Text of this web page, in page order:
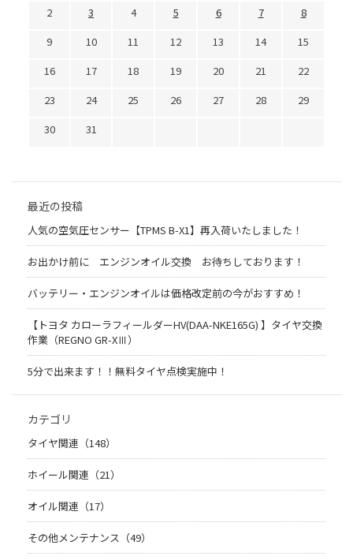
2
3 4 5 6 7
8
9
10 11 12 13 14
15
16
17 18 19 20 21
22
23
24 25 26 27 28
29
30
31
最近の投稿
人気の空気圧センサー【TPMS B-X1】再入荷いたしました！
お出かけ前に エンジンオイル交換 お待ちしております！
バッテリー・エンジンオイルは価格改定前の今がおすすめ！
【トヨタ カローラフィールダーHV(DAA-NKE165G) 】タイヤ交換
作業（REGNO GR-XⅢ）
5分で出来ます！！無料タイヤ点検実施中！
カテゴリ
タイヤ関連（148）
ホイール関連（21）
オイル関連（17）
その他メンテナンス（49）